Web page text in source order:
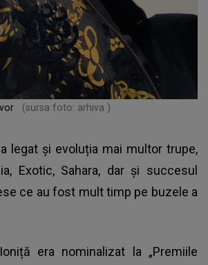
(sursa foto: arhiva )
legat și evoluția mai multor trupe,
Exotic, Sahara, dar și succesul
ce au fost mult timp pe buzele a
era nominalizat la „Premiile